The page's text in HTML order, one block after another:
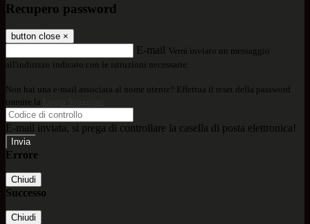
Recupero password
button close ×
E-mail Verrà inviato un messaggio
all'indirizzo indicato con le istruzioni necessarie.
Non hai una e-mail associata al nome utente? Effettua il reset della password
tramite la
E-mail inviata, si prega di controllare la casella di posta elettronica!
Errore
Chiudi
Successo
Chiudi